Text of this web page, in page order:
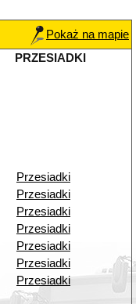
Pokaż na mapie
PRZESIADKI
Przesiadki
Przesiadki
Przesiadki
Przesiadki
Przesiadki
Przesiadki
Przesiadki